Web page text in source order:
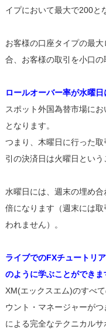
イプにおいて最大で200と
お客様の口座タイプの最
合、お客様の取引を小口の
ロールオーバー率が水曜
スポット外国為替市場に
となります。
つまり、木曜日に行った
引の決済日は火曜日という
水曜日には、週末の埋め
倍になります（週末には
われません）。
ライブでのFXチュートリ
のように学ぶことができま
XM(エックスエム)のすべ
ウント・マネージャーが
による完全なテクニカルサ